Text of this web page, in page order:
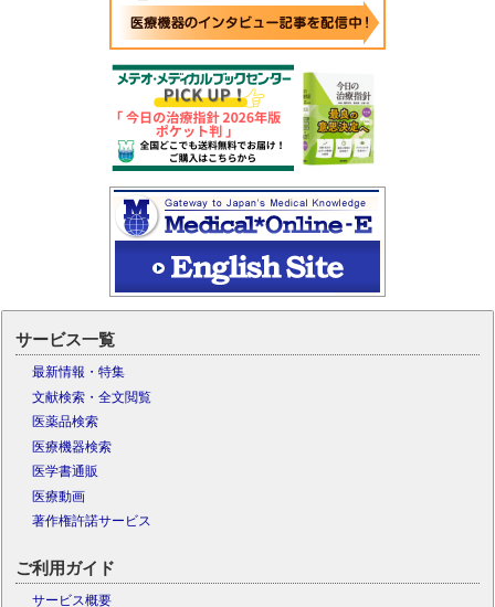
サービス一覧
最新情報・特集
文献検索・全文閲覧
医薬品検索
医療機器検索
医学書通販
医療動画
著作権許諾サービス
ご利用ガイド
サービス概要